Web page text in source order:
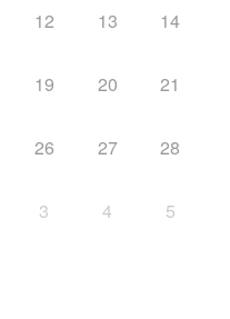
12 13 14
19 20 21
26 27 28
3 4 5